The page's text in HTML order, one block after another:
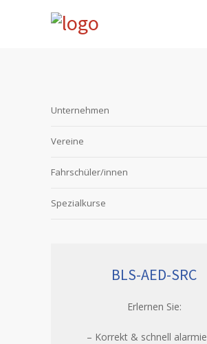
Unternehmen
Vereine
Fahrschüler/innen
Spezialkurse
BLS-AED-SRC
Erlernen Sie:
– Korrekt & schnell